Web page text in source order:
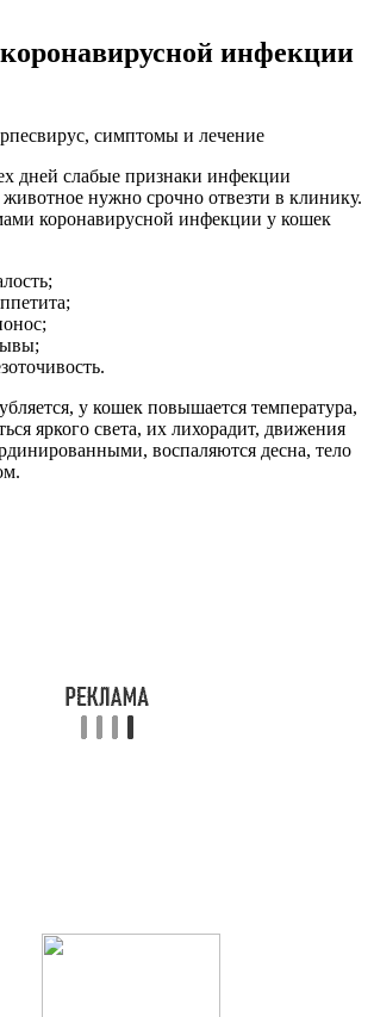
инфекции
симптомы и лечение
дней слабые признаки инфекции
животное нужно срочно отвезти в клинику.
коронавирусной инфекции у кошек
у кошек повышается температура,
яркого света, их лихорадит, движения
воспаляются десна, тело